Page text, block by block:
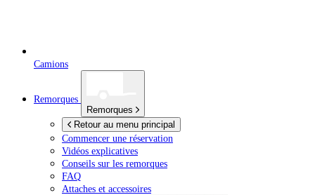
Camions
Remorques
Remorques
Retour au menu principal
Commencer une réservation
Vidéos explicatives
Conseils sur les remorques
FAQ
Attaches et accessoires